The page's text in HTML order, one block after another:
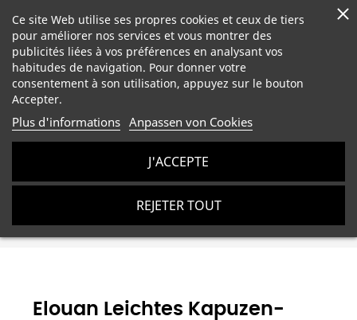
Elouan Leichtes Kapuzen-Sweatshirt –
Fruit of the loom – Verschiedene Designs
Elouan Leichtes Kapuzen-
Ce site Web utilise ses propres cookies et ceux de tiers
pour améliorer nos services et vous montrer des
publicités liées à vos préférences en analysant vos
habitudes de navigation. Pour donner votre
consentement à son utilisation, appuyez sur le bouton
Accepter.
Plus d'informations Anpassen von Cookies
REJETER TOUT
J'ACCEPTE